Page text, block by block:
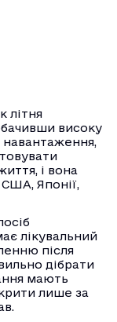
літня
високу
навантаження,
і вона
Японії,
лікувальний
після
дібрати
мають
лише за